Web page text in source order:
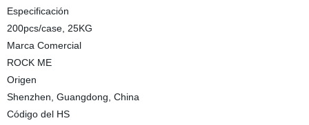
Especificación
200pcs/case, 25KG
Marca Comercial
ROCK ME
Origen
Shenzhen, Guangdong, China
Código del HS